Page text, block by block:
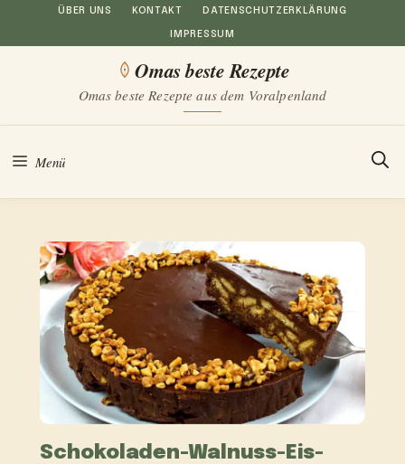
Inhalt
ÜBER UNS KONTAKT DATENSCHUTZERKLÄRUNG
IMPRESSUM
Omas beste Rezepte
Omas beste Rezepte aus dem Voralpenland
Menü
Schokoladen-Walnuss-Eis-